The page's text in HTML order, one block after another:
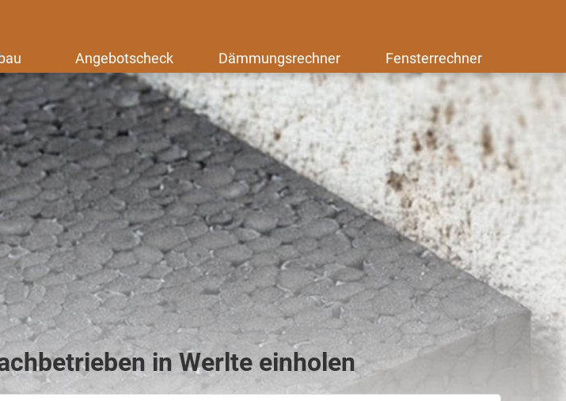
Angebotscheck Dämmungsrechner Fensterrechner
in Werlte einholen